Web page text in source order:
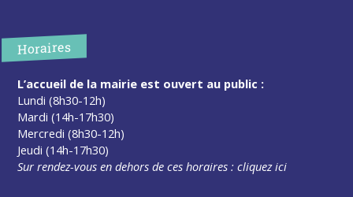
Horaires
L’accueil de la mairie est ouvert au public :
Lundi (8h30-12h)
Mardi (14h-17h30)
Mercredi (8h30-12h)
Jeudi (14h-17h30)
Sur rendez-vous en dehors de ces horaires :cliquez ici